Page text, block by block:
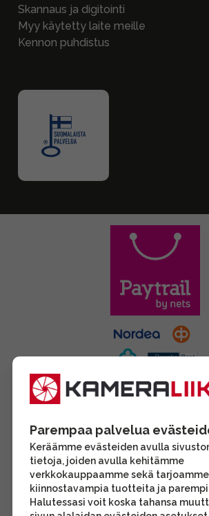
Skannaus ja digitointi
Myy käytetty laite meille
Kennon puhdistus
Parempaa palvelua
Keräämme evästeiden avulla
tietoja, joiden avulla kehitämme
verkkokauppaamme sekä
kiinnostavampia tuotteita ja
Halutessasi voit koska tahansa